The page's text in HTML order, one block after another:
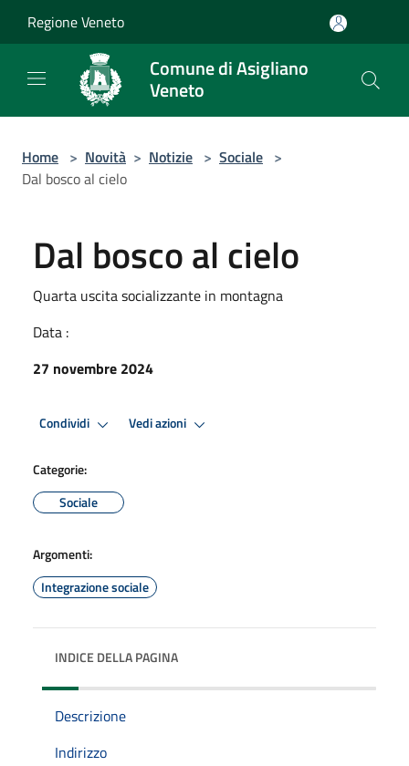
Regione Veneto
Comune di Asigliano
Veneto
Home > Novità > Notizie > Sociale >
Dal bosco al cielo
Dal bosco al cielo
Quarta uscita socializzante in montagna
Data :
27 novembre 2024
Condividi Vedi azioni
Categorie:
Sociale
Argomenti:
Integrazione sociale
INDICE DELLA PAGINA
Descrizione
Indirizzo